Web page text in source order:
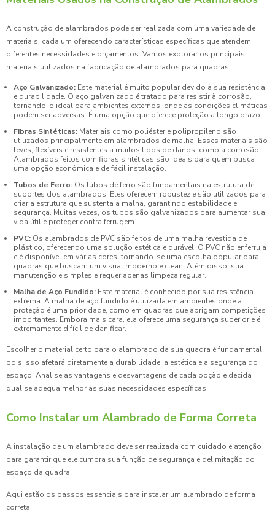
A construção de alambrados pode ser realizada com uma variedade de
materiais, cada um oferecendo características específicas que atendem
diferentes necessidades e orçamentos. Vamos explorar os principais
materiais utilizados na fabricação de alambrados para quadras.
Aço Galvanizado: Este material é muito popular devido à sua resistência
e durabilidade. O aço galvanizado é tratado para resistir à corrosão,
tornando-o ideal para ambientes externos, onde as condições climáticas
podem ser adversas. É uma opção que oferece proteção a longo prazo.
Fibras Sintéticas: Materiais como poliéster e polipropileno são
utilizados principalmente em alambrados de malha. Esses materiais são
leves, flexíveis e resistentes a muitos tipos de danos, como a corrosão.
Alambrados feitos com fibras sintéticas são ideais para quem busca
uma opção econômica e de fácil instalação.
Tubos de Ferro: Os tubos de ferro são fundamentais na estrutura de
suportes dos alambrados. Eles oferecem robustez e são utilizados para
criar a estrutura que sustenta a malha, garantindo estabilidade e
segurança. Muitas vezes, os tubos são galvanizados para aumentar sua
vida útil e proteger contra ferrugem.
PVC: Os alambrados de PVC são feitos de uma malha revestida de
plástico, oferecendo uma solução estética e durável. O PVC não enferruja
e é disponível em várias cores, tornando-se uma escolha popular para
quadras que buscam um visual moderno e clean. Além disso, sua
manutenção é simples e requer apenas limpeza regular.
Malha de Aço Fundido: Este material é conhecido por sua resistência
extrema. A malha de aço fundido é utilizada em ambientes onde a
proteção é uma prioridade, como em quadras que abrigam competições
importantes. Embora mais cara, ela oferece uma segurança superior e é
extremamente difícil de danificar.
Escolher o material certo para o alambrado da sua quadra é fundamental,
pois isso afetará diretamente a durabilidade, a estética e a segurança do
espaço. Analise as vantagens e desvantagens de cada opção e decida
qual se adequa melhor às suas necessidades específicas.
Como Instalar um Alambrado de Forma Correta
A instalação de um alambrado deve ser realizada com cuidado e atenção
para garantir que ele cumpra sua função de segurança e delimitação do
espaço da quadra.
Aqui estão os passos essenciais para instalar um alambrado de forma
correta.